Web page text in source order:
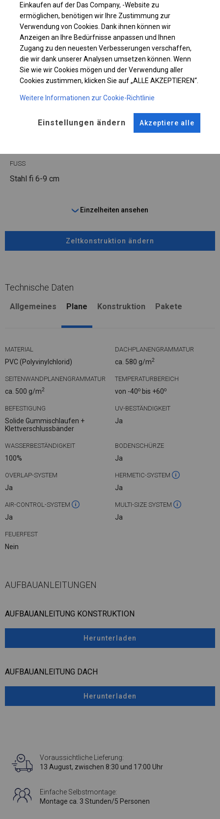
Plane ändern
KONSTRUKTION
SUMMER
FUSS
Stahl fi 6-9 cm
Einzelheiten ansehen
Zeltkonstruktion ändern
Technische Daten
Allgemeines Plane Konstruktion Pakete
MATERIAL
PVC (Polyvinylchlorid)
DACHPLANENGRAMMATUR
ca. 580 g/m2
SEITENWANDPLANENGRAMMATUR
ca. 500 g/m2
TEMPERATURBEREICH
von -40o bis +60o
BEFESTIGUNG
Solide Gummischlaufen +
Klettverschlussbänder
UV-BESTÄNDIGKEIT
Ja
WASSERBESTÄNDIGKEIT
100%
BODENSCHÜRZE
Ja
OVERLAP-SYSTEM
Ja
HERMETIC-SYSTEM
Ja
AIR-CONTROL-SYSTEM
Ja
MULTI-SIZE SYSTEM
Ja
FEUERFEST
Nein
AUFBAUANLEITUNGEN
AUFBAUANLEITUNG KONSTRUKTION
Herunterladen
AUFBAUANLEITUNG DACH
Herunterladen
Voraussichtliche Lieferung:
13 August, zwischen 8:30 und 17:00 Uhr
Einfache Selbstmontage:
Montage ca. 3 Stunden/5 Personen
Einkaufen auf der Das Company, -Website zu
ermöglichen, benötigen wir Ihre Zustimmung zur
Verwendung von Cookies. Dank ihnen können wir
Anzeigen an Ihre Bedürfnisse anpassen und Ihnen
Zugang zu den neuesten Verbesserungen verschaffen,
die wir dank unserer Analysen umsetzen können. Wenn
Sie wie wir Cookies mögen und der Verwendung aller
Cookies zustimmen, klicken Sie auf „ALLE AKZEPTIEREN“.
Weitere Informationen zur Cookie-Richtlinie
Einstellungen ändern Akzeptiere alle